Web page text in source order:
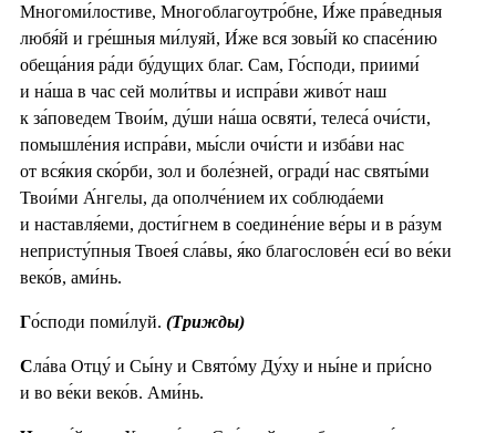
Многоми́лостиве, Многоблагоутро́бне, И́же пра́ведныя
любя́й и гре́шныя ми́луяй, И́же вся зовы́й ко спасе́нию
обеща́ния ра́ди бу́дущих благ. Сам, Го́споди, приими́
и на́ша в час сей моли́твы и испра́ви живо́т наш
к за́поведем Твои́м, ду́ши на́ша освяти́, телеса́ очи́сти,
помышле́ния испра́ви, мы́сли очи́сти и изба́ви нас
от вся́кия ско́рби, зол и боле́зней, огради́ нас святы́ми
Твои́ми А́нгелы, да ополче́нием их соблюда́еми
и наставля́еми, дости́гнем в соедине́ние ве́ры и в ра́зум
непристу́пныя Твоея́ сла́вы, я́ко благослове́н еси́ во ве́ки
веко́в, ами́нь.
Го́споди поми́луй. (Трижды)
Сла́ва Отцу́ и Сы́ну и Свято́му Ду́ху и ны́не и при́сно
и во ве́ки веко́в. Ами́нь.